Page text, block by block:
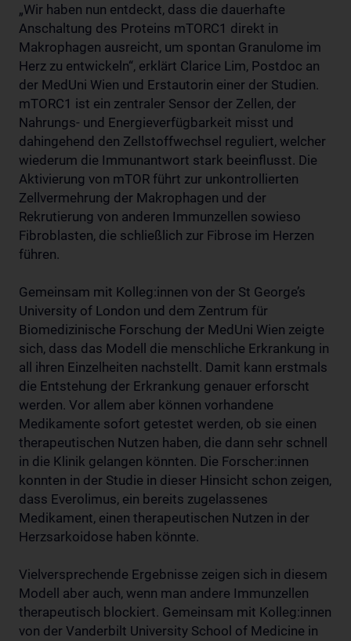
„Wir haben nun entdeckt, dass die dauerhafte
Anschaltung des Proteins mTORC1 direkt in
Makrophagen ausreicht, um spontan Granulome im
Herz zu entwickeln“, erklärt Clarice Lim, Postdoc an
der MedUni Wien und Erstautorin einer der Studien.
mTORC1 ist ein zentraler Sensor der Zellen, der
Nahrungs- und Energieverfügbarkeit misst und
dahingehend den Zellstoffwechsel reguliert, welcher
wiederum die Immunantwort stark beeinflusst. Die
Aktivierung von mTOR führt zur unkontrollierten
Zellvermehrung der Makrophagen und der
Rekrutierung von anderen Immunzellen sowieso
Fibroblasten, die schließlich zur Fibrose im Herzen
führen.
Gemeinsam mit Kolleg:innen von der St George’s
University of London und dem Zentrum für
Biomedizinische Forschung der MedUni Wien zeigte
sich, dass das Modell die menschliche Erkrankung in
all ihren Einzelheiten nachstellt. Damit kann erstmals
die Entstehung der Erkrankung genauer erforscht
werden. Vor allem aber können vorhandene
Medikamente sofort getestet werden, ob sie einen
therapeutischen Nutzen haben, die dann sehr schnell
in die Klinik gelangen könnten. Die Forscher:innen
konnten in der Studie in dieser Hinsicht schon zeigen,
dass Everolimus, ein bereits zugelassenes
Medikament, einen therapeutischen Nutzen in der
Herzsarkoidose haben könnte.
Vielversprechende Ergebnisse zeigen sich in diesem
Modell aber auch, wenn man andere Immunzellen
therapeutisch blockiert. Gemeinsam mit Kolleg:innen
von der Vanderbilt University School of Medicine in